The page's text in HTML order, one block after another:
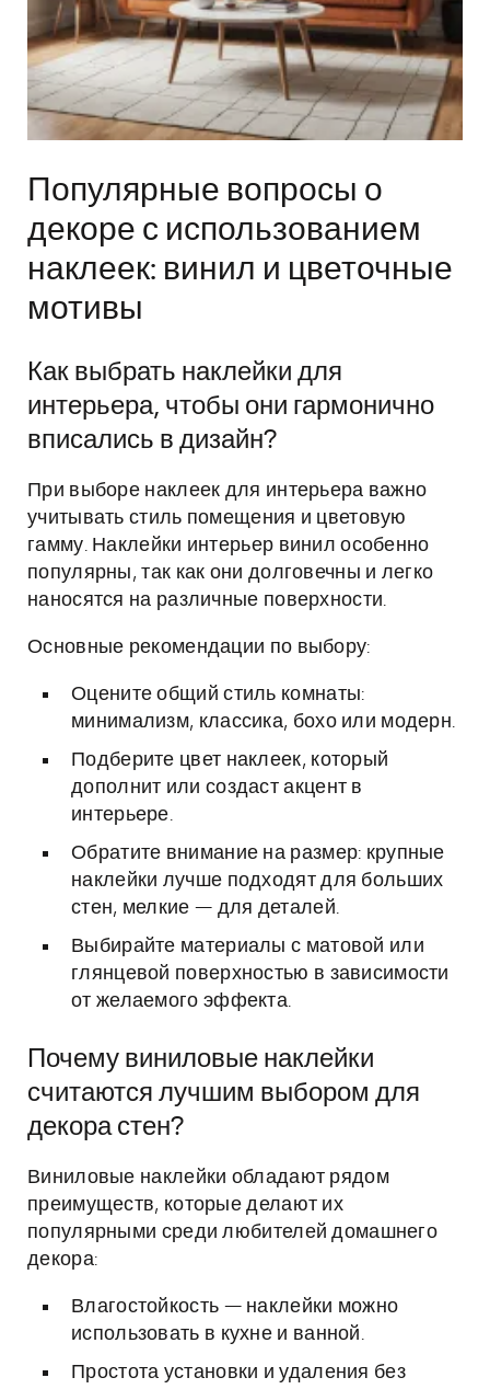
Популярные вопросы о
декоре с использованием
наклеек: винил и цветочные
мотивы
Как выбрать наклейки для
интерьера, чтобы они гармонично
вписались в дизайн?
При выборе наклеек для интерьера важно
учитывать стиль помещения и цветовую
гамму. Наклейки интерьер винил особенно
популярны, так как они долговечны и легко
наносятся на различные поверхности.
Основные рекомендации по выбору:
Оцените общий стиль комнаты:
минимализм, классика, бохо или модерн.
Подберите цвет наклеек, который
дополнит или создаст акцент в
интерьере.
Обратите внимание на размер: крупные
наклейки лучше подходят для больших
стен, мелкие — для деталей.
Выбирайте материалы с матовой или
глянцевой поверхностью в зависимости
от желаемого эффекта.
Почему виниловые наклейки
считаются лучшим выбором для
декора стен?
Виниловые наклейки обладают рядом
преимуществ, которые делают их
популярными среди любителей домашнего
декора:
Влагостойкость — наклейки можно
использовать в кухне и ванной.
Простота установки и удаления без